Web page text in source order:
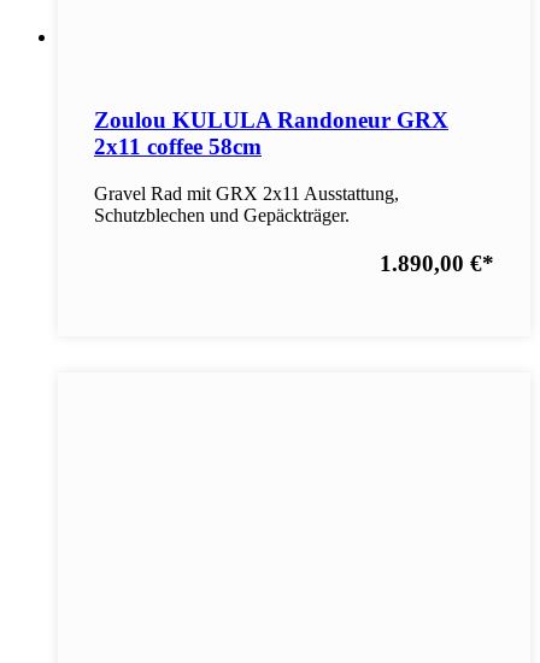
Zoulou KULULA Randoneur GRX
2x11 coffee 58cm
Gravel Rad mit GRX 2x11 Ausstattung,
Schutzblechen und Gepäckträger.
1.890,00 €*